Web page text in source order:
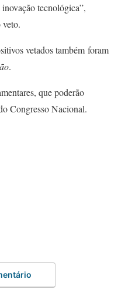
tecnológica”,
vetados também foram
.
que poderão
Congresso Nacional.